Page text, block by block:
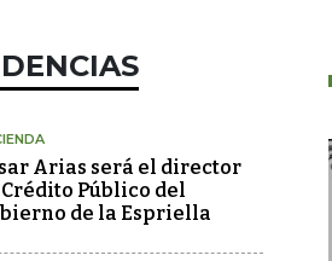
Arias será el director
Crédito Público del
de la Espriella